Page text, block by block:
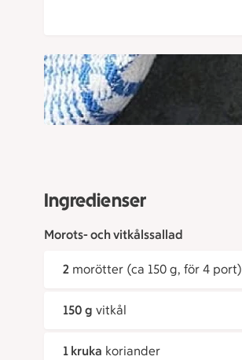
Ingredienser
Morots- och vitkålssallad
2 morötter (ca 150 g, för 4 port)
150 g vitkål
1 kruka koriander